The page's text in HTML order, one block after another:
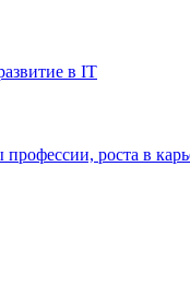
в IT
роста в